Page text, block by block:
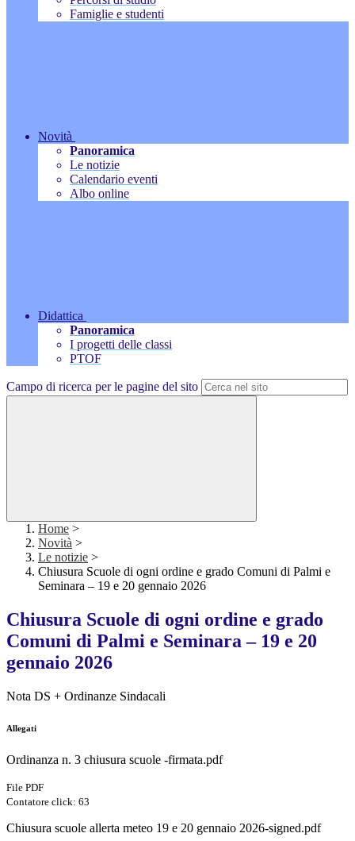
Famiglie e studenti
Novità
Panoramica
Le notizie
Calendario eventi
Albo online
Didattica
Panoramica
I progetti delle classi
PTOF
Campo di ricerca per le pagine del sito
Home >
Novità >
Le notizie >
Chiusura Scuole di ogni ordine e grado Comuni di Palmi e
Seminara – 19 e 20 gennaio 2026
Chiusura Scuole di ogni ordine e grado
Comuni di Palmi e Seminara – 19 e 20
gennaio 2026
Nota DS + Ordinanze Sindacali
Allegati
Ordinanza n. 3 chiusura scuole -firmata.pdf
File PDF
Contatore click: 63
Chiusura scuole allerta meteo 19 e 20 gennaio 2026-signed.pdf